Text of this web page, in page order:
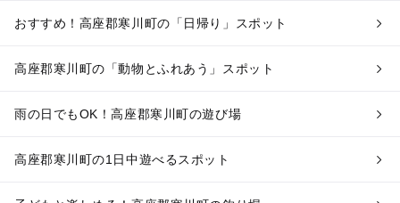
おすすめ！高座郡寒川町の「日帰り」スポット
高座郡寒川町の「動物とふれあう」スポット
雨の日でもOK！高座郡寒川町の遊び場
高座郡寒川町の1日中遊べるスポット